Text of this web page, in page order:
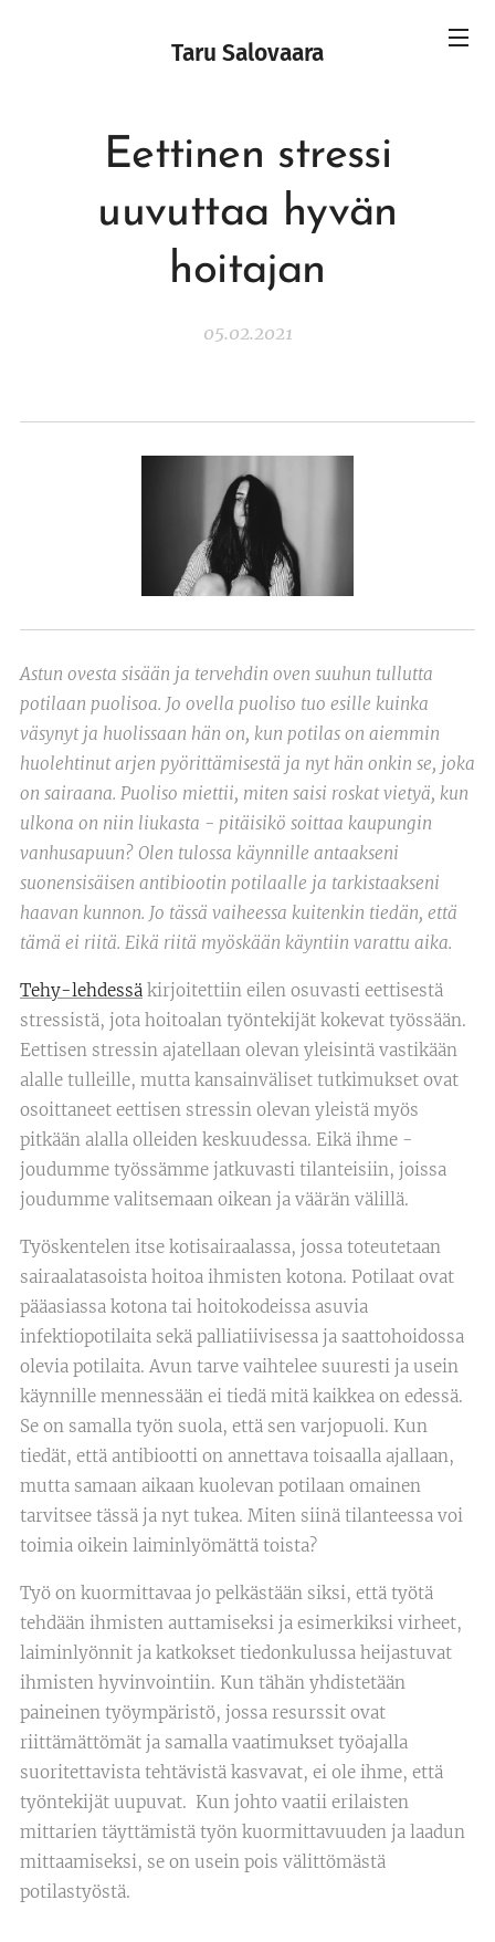
Taru Salovaara
Eettinen stressi
uuvuttaa hyvän
hoitajan
05.02.2021
Astun ovesta sisään ja tervehdin oven suuhun tullutta
potilaan puolisoa. Jo ovella puoliso tuo esille kuinka
väsynyt ja huolissaan hän on, kun potilas on aiemmin
huolehtinut arjen pyörittämisestä ja nyt hän onkin se, joka
on sairaana. Puoliso miettii, miten saisi roskat vietyä, kun
ulkona on niin liukasta - pitäisikö soittaa kaupungin
vanhusapuun? Olen tulossa käynnille antaakseni
suonensisäisen antibiootin potilaalle ja tarkistaakseni
haavan kunnon. Jo tässä vaiheessa kuitenkin tiedän, että
tämä ei riitä. Eikä riitä myöskään käyntiin varattu aika.
Tehy-lehdessä kirjoitettiin eilen osuvasti eettisestä
stressistä, jota hoitoalan työntekijät kokevat työssään.
Eettisen stressin ajatellaan olevan yleisintä vastikään
alalle tulleille, mutta kansainväliset tutkimukset ovat
osoittaneet eettisen stressin olevan yleistä myös
pitkään alalla olleiden keskuudessa. Eikä ihme -
joudumme työssämme jatkuvasti tilanteisiin, joissa
joudumme valitsemaan oikean ja väärän välillä.
Työskentelen itse kotisairaalassa, jossa toteutetaan
sairaalatasoista hoitoa ihmisten kotona. Potilaat ovat
pääasiassa kotona tai hoitokodeissa asuvia
infektiopotilaita sekä palliatiivisessa ja saattohoidossa
olevia potilaita. Avun tarve vaihtelee suuresti ja usein
käynnille mennessään ei tiedä mitä kaikkea on edessä.
Se on samalla työn suola, että sen varjopuoli. Kun
tiedät, että antibiootti on annettava toisaalla ajallaan,
mutta samaan aikaan kuolevan potilaan omainen
tarvitsee tässä ja nyt tukea. Miten siinä tilanteessa voi
toimia oikein laiminlyömättä toista?
Työ on kuormittavaa jo pelkästään siksi, että työtä
tehdään ihmisten auttamiseksi ja esimerkiksi virheet,
laiminlyönnit ja katkokset tiedonkulussa heijastuvat
ihmisten hyvinvointiin. Kun tähän yhdistetään
paineinen työympäristö, jossa resurssit ovat
riittämättömät ja samalla vaatimukset työajalla
suoritettavista tehtävistä kasvavat, ei ole ihme, että
työntekijät uupuvat. Kun johto vaatii erilaisten
mittarien täyttämistä työn kuormittavuuden ja laadun
mittaamiseksi, se on usein pois välittömästä
potilastyöstä.